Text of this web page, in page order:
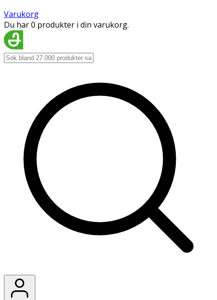
Varukorg
Du har 0 produkter i din varukorg.